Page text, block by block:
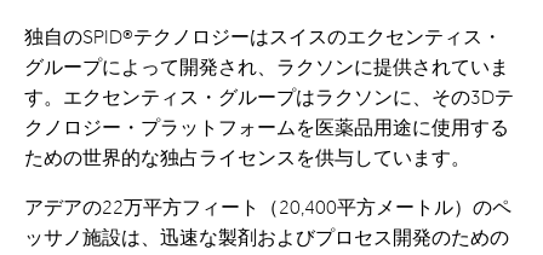
独自のSPID®テクノロジーはスイスのエクセンティス・
グループによって開発され、ラクソンに提供されていま
す。エクセンティス・グループはラクソンに、その3Dテ
クノロジー・プラットフォームを医薬品用途に使用する
ための世界的な独占ライセンスを供与しています。
アデアの22万平方フィート（20,400平方メートル）のペ
ッサノ施設は、迅速な製剤およびプロセス開発のための